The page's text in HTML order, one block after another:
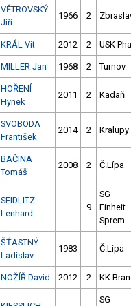
VĚTROVSKÝ
Jiří
1966 2
KRÁL Vít 2012 2 USK Pha
MILLER Jan 1968 2 Turnov
HOŘENÍ
Hynek
2011 2 Kadaň
SVOBODA
František
2014 2 Kralupy
BAČINA
Tomáš
2008 2 Č.Lípa
SEIDLITZ
Lenhard
9
SG
Einheit
Sprem.
ŠŤASTNÝ
Ladislav
1983 Č.Lípa
NOŽÍŘ David 2012 2 KK
SG